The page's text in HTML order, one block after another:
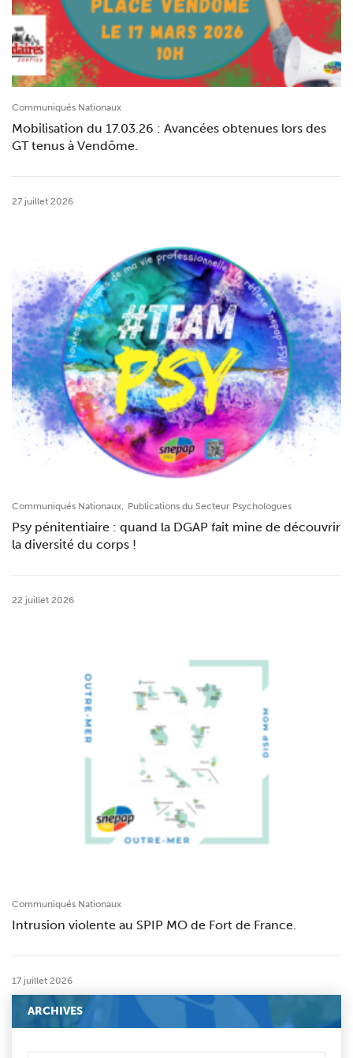
Communiqués Nationaux
Mobilisation du 17.03.26 : Avancées obtenues lors des
GT tenus à Vendôme.
27 juillet 2026
Communiqués Nationaux, Publications du Secteur Psychologues
Psy pénitentiaire : quand la DGAP fait mine de découvrir
la diversité du corps !
22 juillet 2026
Communiqués Nationaux
Intrusion violente au SPIP MO de Fort de France.
17 juillet 2026
ARCHIVES